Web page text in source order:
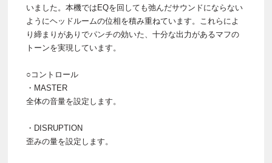
いました。本機ではEQを回しても弛んだサウンドにならない
ようにヘッドルームの位相を積み重ねています。これらによ
り締まりがありでパンチの効いた、十分な出力があるマフの
トーンを実現しています。
○コントロール
・MASTER
全体の音量を設定します。
・DISRUPTION
歪みの量を設定します。